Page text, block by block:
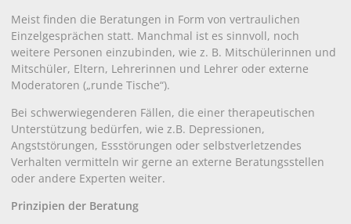
Meist finden die Beratungen in Form von vertraulichen
Einzelgesprächen statt. Manchmal ist es sinnvoll, noch
weitere Personen einzubinden, wie z. B. Mitschülerinnen und
Mitschüler, Eltern, Lehrerinnen und Lehrer oder externe
Moderatoren („runde Tische“).
Bei schwerwiegenderen Fällen, die einer therapeutischen
Unterstützung bedürfen, wie z.B. Depressionen,
Angststörungen, Essstörungen oder selbstverletzendes
Verhalten vermitteln wir gerne an externe Beratungsstellen
oder andere Experten weiter.
Prinzipien der Beratung